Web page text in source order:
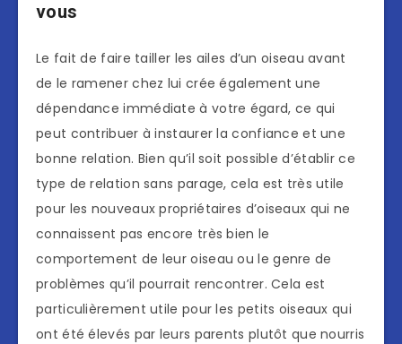
vous
Le fait de faire tailler les ailes d’un oiseau avant
de le ramener chez lui crée également une
dépendance immédiate à votre égard, ce qui
peut contribuer à instaurer la confiance et une
bonne relation. Bien qu’il soit possible d’établir ce
type de relation sans parage, cela est très utile
pour les nouveaux propriétaires d’oiseaux qui ne
connaissent pas encore très bien le
comportement de leur oiseau ou le genre de
problèmes qu’il pourrait rencontrer. Cela est
particulièrement utile pour les petits oiseaux qui
ont été élevés par leurs parents plutôt que nourris